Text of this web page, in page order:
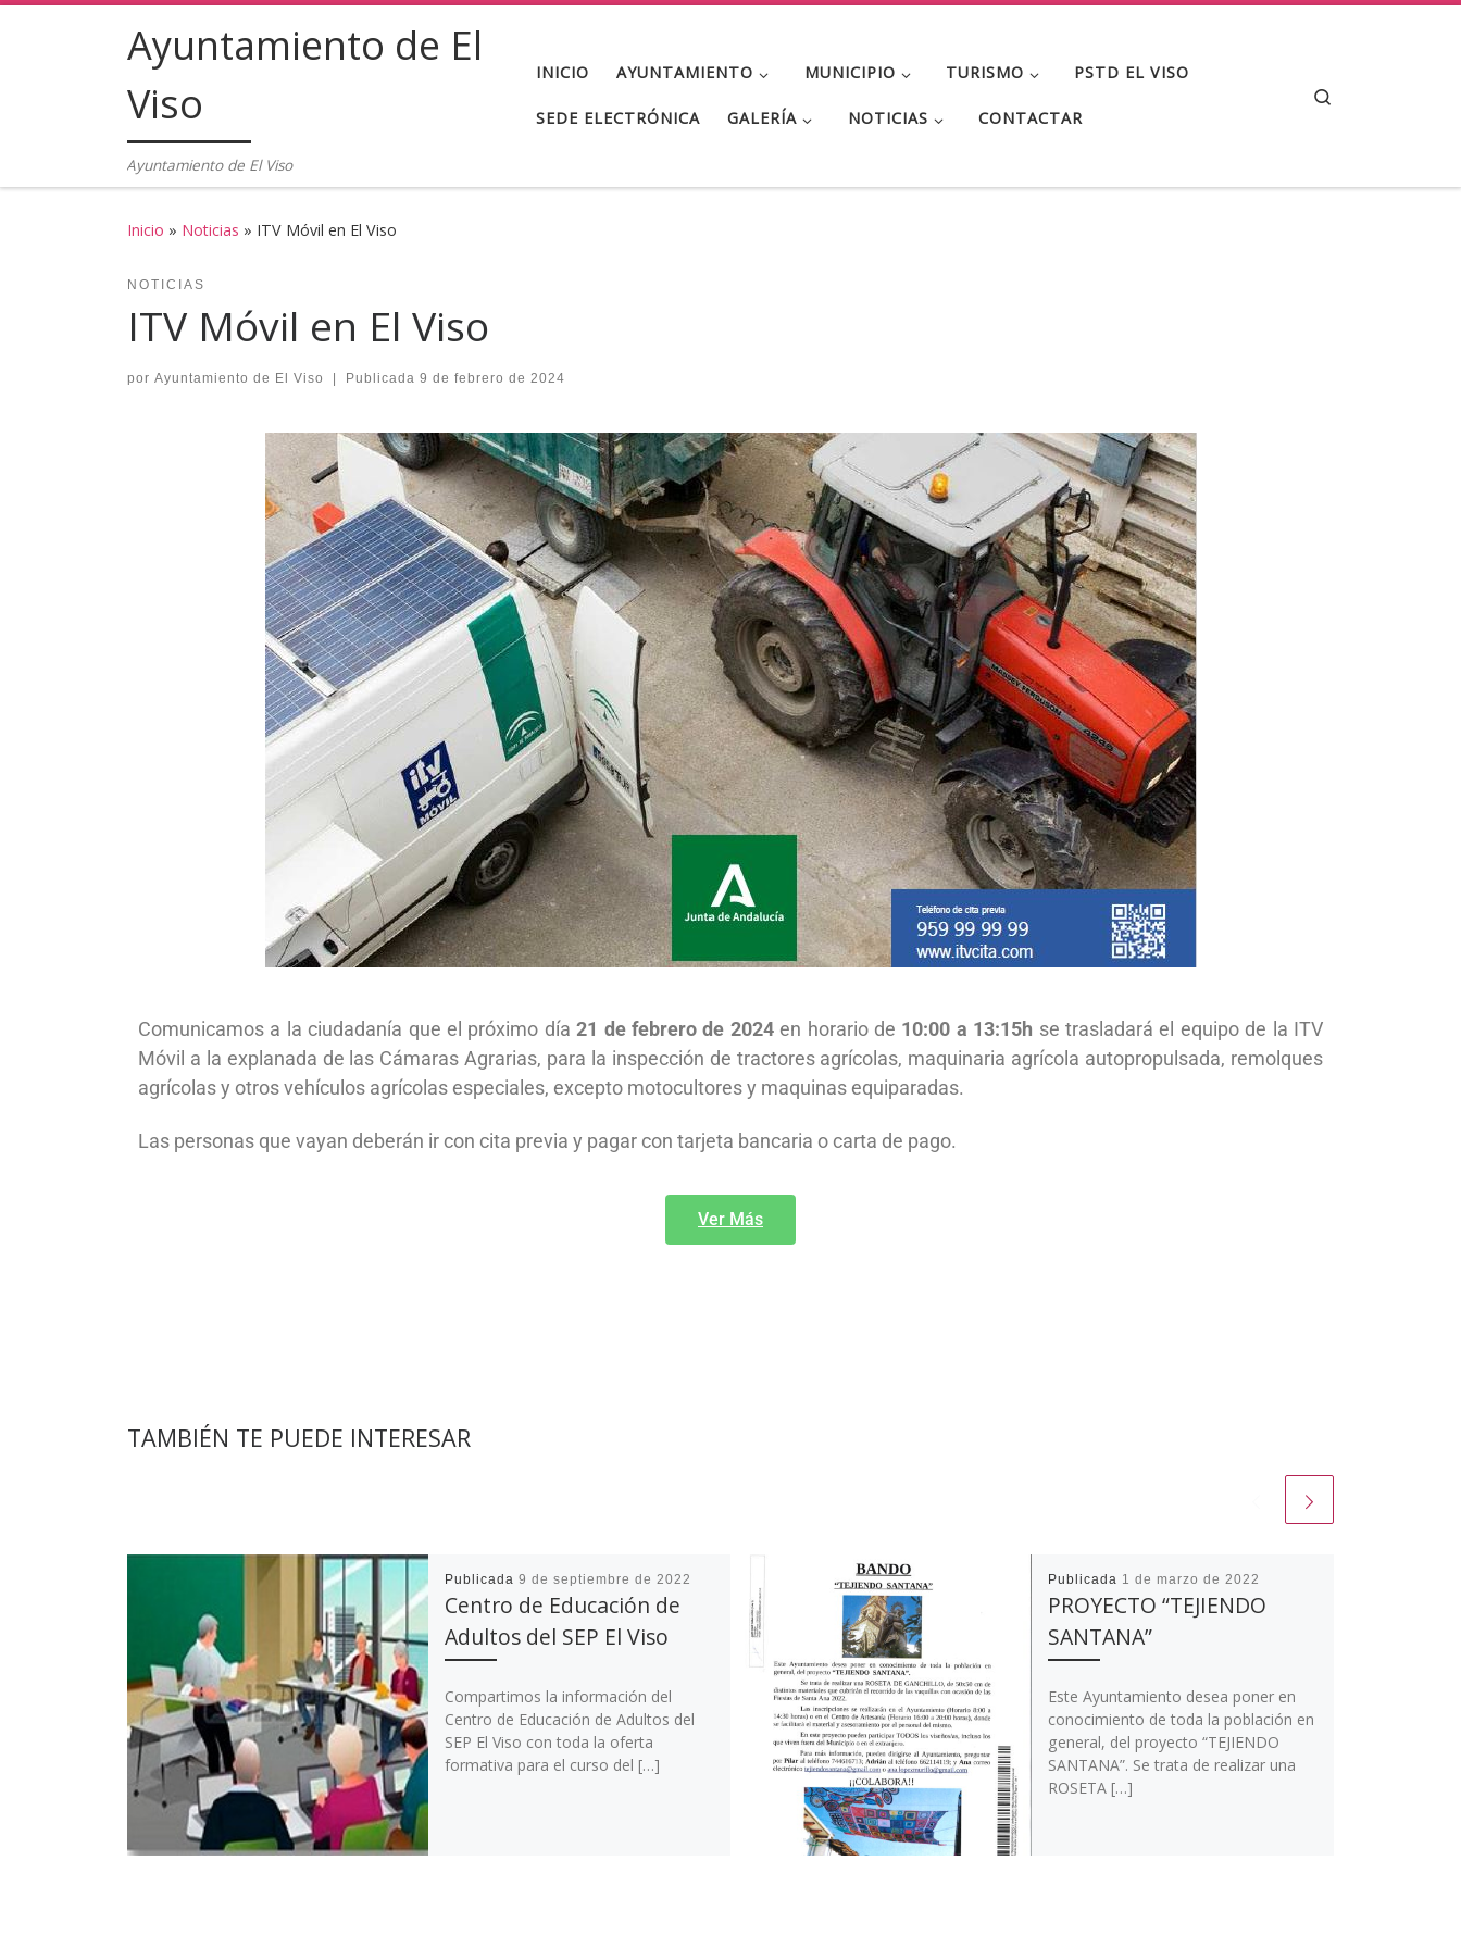
Saltar al contenidoAyuntamiento de El
Viso
Ayuntamiento de El Viso
INICIO AYUNTAMIENTO MUNICIPIO TURISMO PSTD EL VISO
SEDE ELECTRÓNICA GALERÍA NOTICIAS CONTACTAR
Inicio » Noticias » ITV Móvil en El Viso
NOTICIAS
ITV Móvil en El Viso
por Ayuntamiento de El Viso Publicada 9 de febrero de 2024
Comunicamos a la ciudadanía que el próximo día21 de febrero de 2024en horario de 10:00 a 13:15h se trasladará el equipo de la ITV
Móvil a la explanada de las Cámaras Agrarias, para la inspección de tractores agrícolas, maquinaria agrícola autopropulsada, remolques
agrícolas y otros vehículos agrícolas especiales, excepto motocultores y maquinas equiparadas.
Las personas que vayan deberán ir con cita previa y pagar con tarjeta bancaria o carta de pago.
Ver Más
TAMBIÉN TE PUEDE INTERESAR
Publicada 9 de septiembre de 2022
Centro de Educación de
Adultos del SEP El Viso
Compartimos la información del
Centro de Educación de Adultos del
SEP El Viso con toda la oferta
formativa para el curso del […]
Publicada 1 de marzo de 2022
PROYECTO “TEJIENDO
SANTANA”
Este Ayuntamiento desea poner en
conocimiento de toda la población en
general, del proyecto “TEJIENDO
SANTANA”. Se trata de realizar una
ROSETA […]